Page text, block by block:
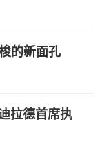
的新面孔
拉德首席执